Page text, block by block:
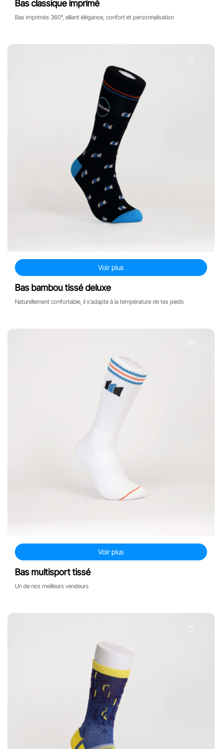
Bas classique imprimé
Bas imprimés 360°, alliant élégance, confort et personnalisation
♡
Voir plus
Bas bambou tissé deluxe
Naturellement confortable, il s’adapte à la température de tes pieds
♡
Voir plus
Bas multisport tissé
Un de nos meilleurs vendeurs
♡